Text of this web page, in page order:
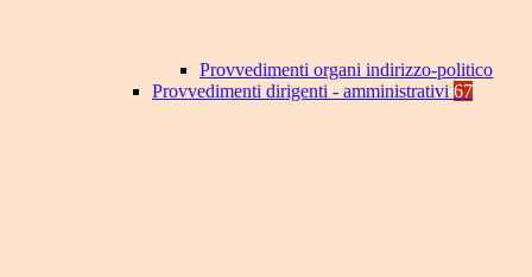
Provvedimenti organi indirizzo-politico
Provvedimenti dirigenti - amministrativi 67